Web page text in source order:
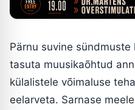
Pärnu suvine
tasuta muusikaõhtud
külalistele võimaluse
eelarveta. Sarnase